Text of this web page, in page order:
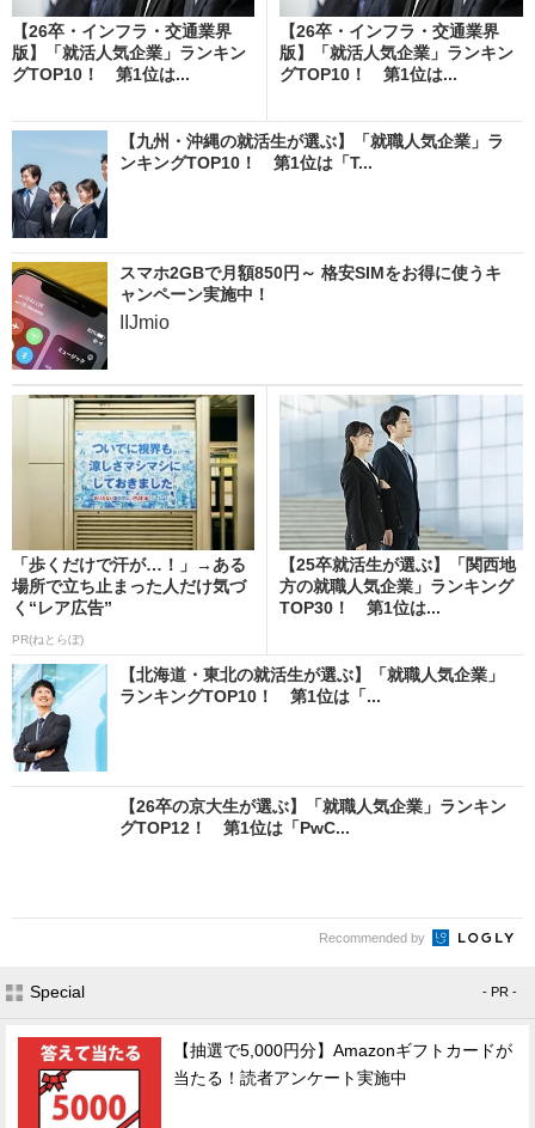
【26卒・インフラ・交通業界
版】「就活人気企業」ランキン
グTOP10！ 第1位は...
【26卒・インフラ・交通業界
版】「就活人気企業」ランキン
グTOP10！ 第1位は...
【九州・沖縄の就活生が選ぶ】「就職人気企業」ラ
ンキングTOP10！ 第1位は「T...
スマホ2GBで月額850円～ 格安SIMをお得に使うキ
ャンペーン実施中！
IIJmio
「歩くだけで汗が…！」→ある
場所で立ち止まった人だけ気づ
く“レア広告”
PR(ねとらぼ)
【25卒就活生が選ぶ】「関西地
方の就職人気企業」ランキング
TOP30！ 第1位は...
【北海道・東北の就活生が選ぶ】「就職人気企業」
ランキングTOP10！ 第1位は「...
【26卒の京大生が選ぶ】「就職人気企業」ランキン
グTOP12！ 第1位は「PwC...
Recommended by
Special - PR -
【抽選で5,000円分】Amazonギフトカードが
当たる！読者アンケート実施中